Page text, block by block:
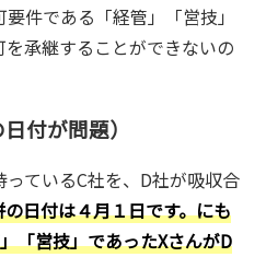
件である「経管」「営技」
承継することができないの
付が問題）
ているC社を、D社が吸収合
日付は４月１日です。にも
「営技」であったXさんがD